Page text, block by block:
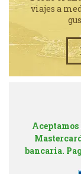
viajes a
Aceptamos
bancaria.